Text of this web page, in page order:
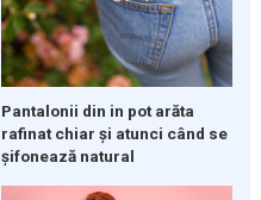
Pantalonii din in pot arăta
rafinat chiar și atunci când se
șifonează natural